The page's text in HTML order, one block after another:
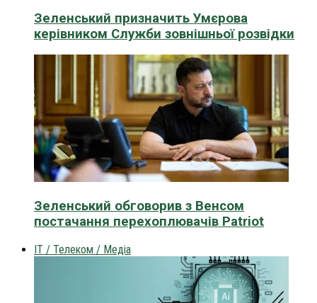
Зеленський призначить Умєрова
керівником Служби зовнішньої розвідки
Зеленський обговорив з Венсом
постачання перехоплювачів Patriot
IT / Телеком / Медіа